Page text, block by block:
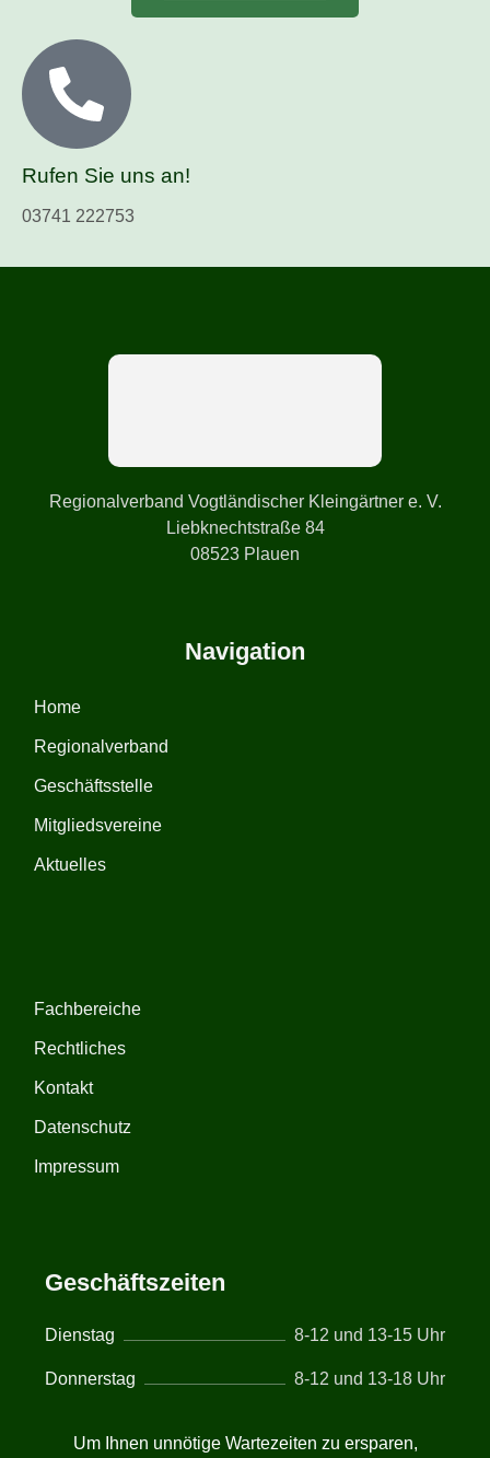
Rufen Sie uns an!
03741 222753
Regionalverband Vogtländischer Kleingärtner e. V.
Liebknechtstraße 84
08523 Plauen
Navigation
Home
Regionalverband
Geschäftsstelle
Mitgliedsvereine
Aktuelles
Fachbereiche
Rechtliches
Kontakt
Datenschutz
Impressum
Geschäftszeiten
Dienstag 8-12 und 13-15 Uhr
Donnerstag 8-12 und 13-18 Uhr
Um Ihnen unnötige Wartezeiten zu ersparen,